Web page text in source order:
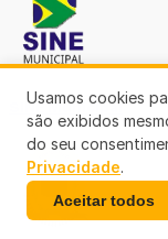
SINE Municipal
Usamos cookies
são exibidos
do seu
Privacidade.
Aceitar todos